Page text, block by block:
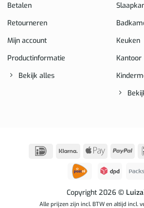
Betalen
Retourneren
Mijn account
Productinformatie
Bekijk alles
Keuken
Kantoor
IDeal Klarna
Apple
Copyright 2026 ©
Alle prijzen zijn incl. BTW en altijd incl.